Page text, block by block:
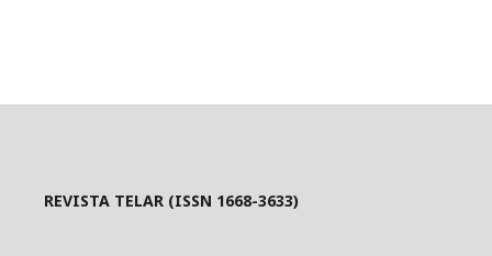
REVISTA TELAR (ISSN 1668-3633)